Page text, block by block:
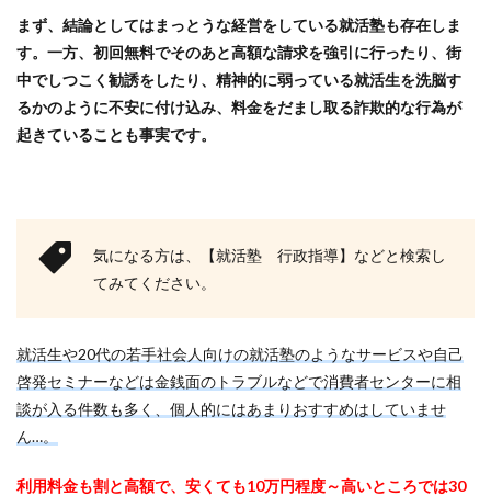
まず、結論としてはまっとうな経営をしている就活塾も存在しま
す。一方、初回無料でそのあと高額な請求を強引に行ったり、街
中でしつこく勧誘をしたり、精神的に弱っている就活生を洗脳す
るかのように不安に付け込み、料金をだまし取る詐欺的な行為が
起きていることも事実です。
気になる方は、【就活塾 行政指導】などと検索し
てみてください。
就活生や20代の若手社会人向けの就活塾のようなサービスや自己
啓発セミナーなどは金銭面のトラブルなどで消費者センターに相
談が入る件数も多く、個人的にはあまりおすすめはしていませ
ん…。
利用料金も割と高額で、安くても10万円程度～高いところでは30
Goodfind
FutureFinder
グッドファインド
サロン
仕事きつい メガベンチャー
やめとけ
やめても生きていける
やめたい
やばい会社
やばい
もう無理 めんどくさい
メンタル
マイナビジョブ20's
マイナビ
マーケティング
やりたくない
やり方がわからない
二次面接
二次募集 事務職
九州地方
中小企業
中堅企業 不利
一覧
ユニスタイル
一般事務 一生
一次面接
リクナビ就職エージェント
リクナビ
ランキング